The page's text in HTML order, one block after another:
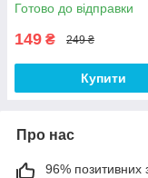
Готово до відправки
149 ₴ 249 ₴
Купити
Про нас
96% позитивних